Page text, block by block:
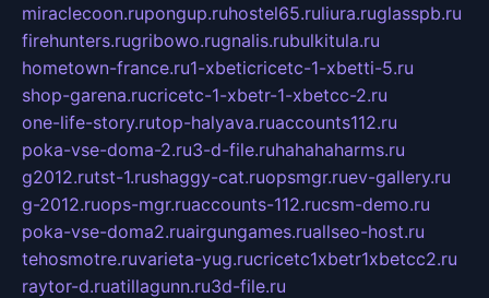
miraclecoon.rupongup.ruhostel65.ruliura.ruglasspb.ru
firehunters.rugribowo.rugnalis.rubulkitula.ru
hometown-france.ru1-xbeticricetc-1-xbetti-5.ru
shop-garena.rucricetc-1-xbetr-1-xbetcc-2.ru
one-life-story.rutop-halyava.ruaccounts112.ru
poka-vse-doma-2.ru3-d-file.ruhahahaharms.ru
g2012.rutst-1.rushaggy-cat.ruopsmgr.ruev-gallery.ru
g-2012.ruops-mgr.ruaccounts-112.rucsm-demo.ru
poka-vse-doma2.ruairgungames.ruallseo-host.ru
tehosmotre.ruvarieta-yug.rucricetc1xbetr1xbetcc2.ru
raytor-d.ruatillagunn.ru3d-file.ru